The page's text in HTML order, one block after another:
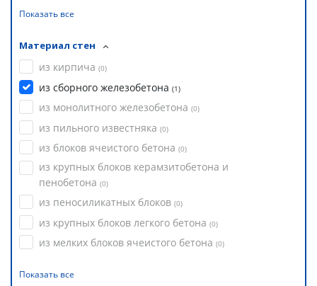
Показать все
Материал стен
из кирпича (0)
из сборного железобетона (1)
из монолитного железобетона (0)
из пильного известняка (0)
из блоков ячеистого бетона (0)
из крупных блоков керамзитобетона и
пенобетона (0)
из пеносиликатных блоков (0)
из крупных блоков легкого бетона (0)
из мелких блоков ячеистого бетона (0)
Показать все